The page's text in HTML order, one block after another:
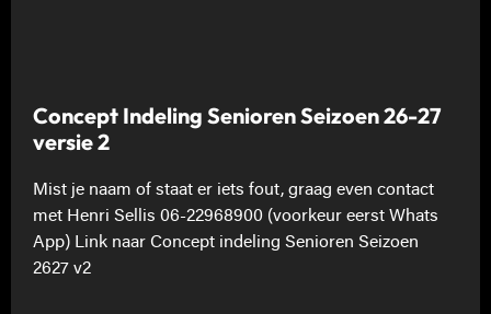
Concept Indeling Senioren Seizoen 26-27
versie 2
Mist je naam of staat er iets fout, graag even contact
met Henri Sellis 06-22968900 (voorkeur eerst Whats
App) Link naar Concept indeling Senioren Seizoen
2627 v2